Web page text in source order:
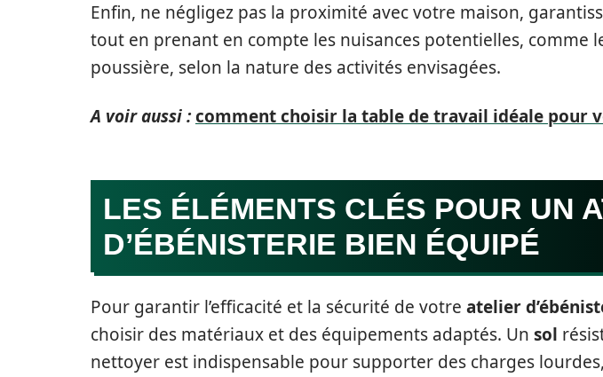
Enfin, ne négligez pas la proximité avec votre maison,
tout en prenant en compte les nuisances potentielles, comme
poussière, selon la nature des activités envisagées.
A voir aussi :comment choisir la table de travail idéale pour
LES ÉLÉMENTS CLÉS POUR UN
D’ÉBÉNISTERIE BIEN ÉQUIPÉ
Pour garantir l’efficacité et la sécurité de votre atelier
choisir des matériaux et des équipements adaptés. Un sol
nettoyer est indispensable pour supporter des charges